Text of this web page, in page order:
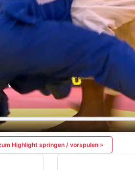
Highlight springen / vorspulen »